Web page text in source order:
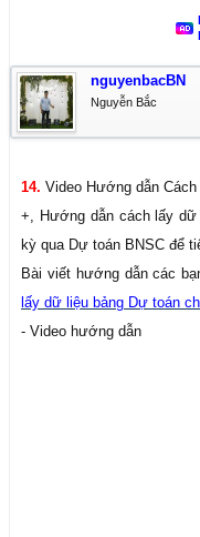
nguyenbacBN
Nguyễn Bắc
14. Video Hướng dẫn
+, Hướng dẫn cách lấy
kỳ qua Dự toán BNSC để
Bài viết hướng dẫn các
lấy dữ liệu bảng Dự toán
- Video hướng dẫn